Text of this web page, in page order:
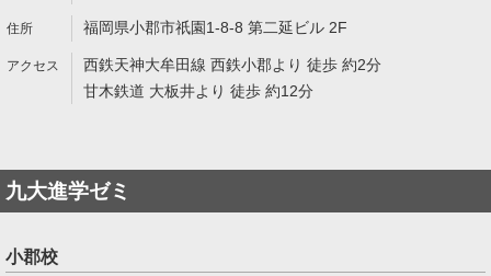
福岡県小郡市祇園1-8-8 第二延ビル 2F
西鉄天神大牟田線 西鉄小郡より 徒歩 約2分
甘木鉄道 大板井より 徒歩 約12分
九大進学ゼミ
小郡校